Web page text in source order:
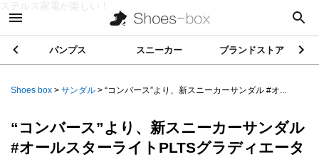
ステルス家電が楽しい！
パンプス スニーカー ブランドストア
Shoes box > サンダル > “コンバース”より、新スニーカーサンダル #オ...
“コンバース”より、新スニーカーサンダル
#オールスターライトPLTSグラディエータ